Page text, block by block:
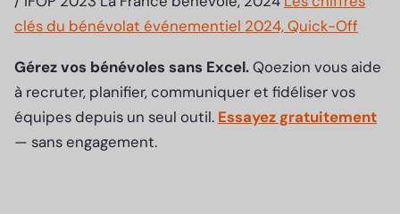
clés du bénévolat événementiel 2024, Quick-Off
Gérez vos bénévoles sans Excel.Qoezion vous aide
à recruter, planifier, communiquer et fidéliser vos
équipes depuis un seul outil. Essayez gratuitement
— sans engagement.